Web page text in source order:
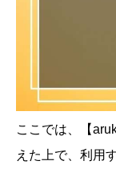
ここでは、【
えた上で、利用